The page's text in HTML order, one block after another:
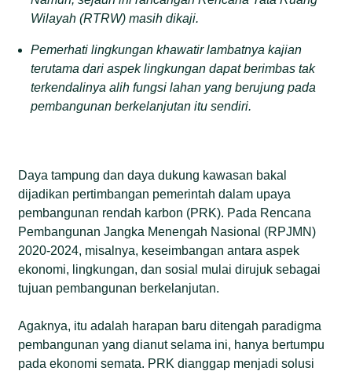
Wilayah (RTRW) masih dikaji.
Pemerhati lingkungan khawatir lambatnya kajian
terutama dari aspek lingkungan dapat berimbas tak
terkendalinya alih fungsi lahan yang berujung pada
pembangunan berkelanjutan itu sendiri.
Daya tampung dan daya dukung kawasan bakal
dijadikan pertimbangan pemerintah dalam upaya
pembangunan rendah karbon (PRK). Pada Rencana
Pembangunan Jangka Menengah Nasional (RPJMN)
2020-2024, misalnya, keseimbangan antara aspek
ekonomi, lingkungan, dan sosial mulai dirujuk sebagai
tujuan pembangunan berkelanjutan.
Agaknya, itu adalah harapan baru ditengah paradigma
pembangunan yang dianut selama ini, hanya bertumpu
pada ekonomi semata. PRK dianggap menjadi solusi